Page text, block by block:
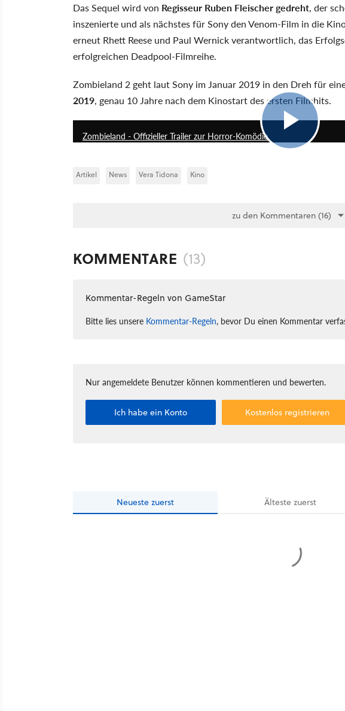
Das Sequel wird von Regisseur Ruben Fleischer gedreht, der
inszenierte und als nächstes für Sony den Venom-Film in die
erneut Rhett Reese und Paul Wernick verantwortlich, das
erfolgreichen Deadpool-Filmreihe.
Zombieland 2 geht laut Sony im Januar 2019 in den Dreh für
2019, genau 10 Jahre nach dem Kinostart des ersten Filmhits.
Zombieland - Offizieller Trailer zur Horror-Komödie
Artikel News Vera Tidona Kino
zu den Kommentaren (16)
KOMMENTARE (13)
Kommentar-Regeln von GameStar
Bitte lies unsere Kommentar-Regeln, bevor Du einen Kommentar
Nur angemeldete Benutzer können kommentieren und bewerten.
Ich habe ein Konto Kostenlos registrieren
Neueste zuerst Ältestezuerst